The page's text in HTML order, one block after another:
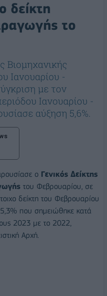
δείκτη
το
Βιομηχανικής
Ιανουαρίου -
με τον
Ιανουαρίου -
αύξηση 5,6%.
ο Γενικός Δείκτης
του Φεβρουαρίου, σε
δείκτη του Φεβρουαρίου
που σημειώθηκε κατά
2023 με το 2022,
Αρχή.